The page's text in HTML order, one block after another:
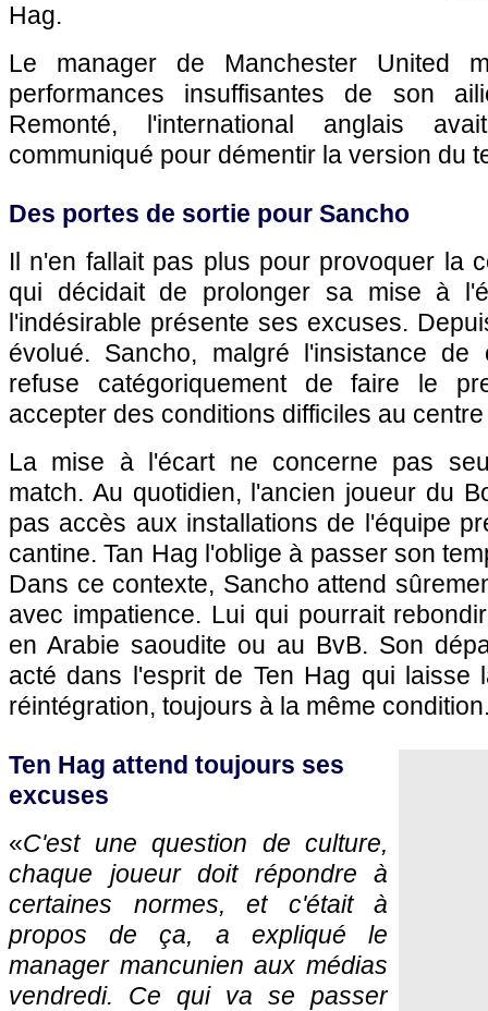
Hag.
Le manager de Manchester United
performances insuffisantes de son
Remonté, l'international anglais
communiqué pour démentir la version du
Des portes de sortie pour Sancho
Il n'en fallait pas plus pour provoquer la
qui décidait de prolonger sa mise à
l'indésirable présente ses excuses.
évolué. Sancho, malgré l'insistance de
refuse catégoriquement de faire le
accepter des conditions difficiles au
La mise à l'écart ne concerne pas
match. Au quotidien, l'ancien joueur du
pas accès aux installations de l'équipe
cantine. Tan Hag l'oblige à passer son
Dans ce contexte, Sancho attend
avec impatience. Lui qui pourrait
en Arabie saoudite ou au BvB. Son
acté dans l'esprit de Ten Hag qui laisse
réintégration, toujours à la même
Ten Hag attend toujours ses
excuses
«C'est une question de culture,
chaque joueur doit répondre à
certaines normes, et c'était à
propos de ça, a expliqué le
manager mancunien aux médias
vendredi. Ce qui va se passer